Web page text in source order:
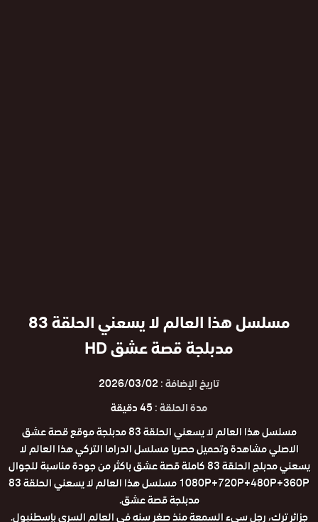
مسلسل هذا العالم لا يسعني الحلقة 83
مدبلجة قصة عشق HD
تاريخ الإضافة :2026/03/02
مدة الحلقة :45 دقيقة
مسلسل هذا العالم لا يسعني الحلقة 83 مدبلجة موقع قصة عشق
الاصلي مشاهدة وتحميل حصريا مسلسل الدراما التركي هذا العالم لا
يسعني مدبلج الحلقة 83 كاملة قصة عشق باكثر من جودة مناسبة للجوال
1080P+720P+480P+360P مسلسل هذا العالم لا يسعني الحلقة 83
مدبلجة قصة عشق.
جزائر ترك، رجل سيء السمعة منذ صغر سنه في العالم السري بإسطنبول.